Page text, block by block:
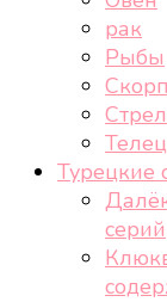
рак
Рыбы
Телец
Турецкие
серий